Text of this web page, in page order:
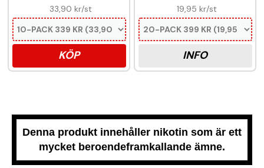
33,90 kr/st
KÖP
19,95 kr/st
INFO
Denna produkt innehåller nikotin som är ett
mycket beroendeframkallande ämne.